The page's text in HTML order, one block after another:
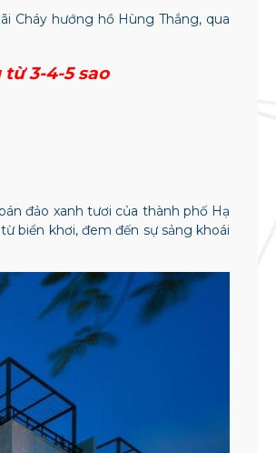
Cháy hướng hồ Hùng Thắng, qua
3-4-5 sao
đảo xanh tươi của thành phố Hạ
biển khơi, đem đến sự sảng khoái